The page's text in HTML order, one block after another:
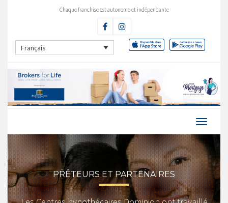
Chaque franchise est autonome et indépendante
Français
PRÊTEURS ET PARTENAIRES